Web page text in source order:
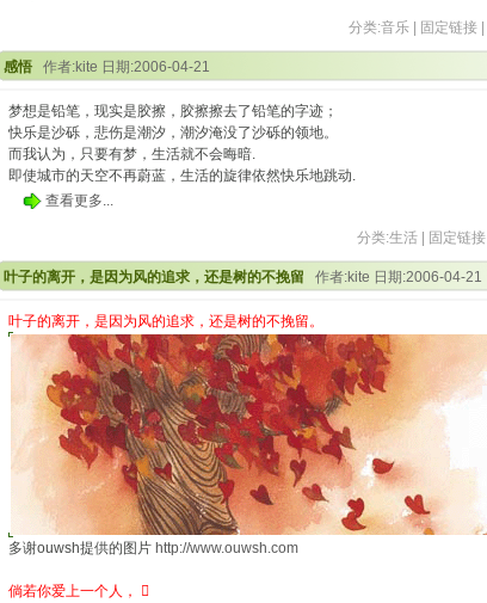
分类:音乐 固定链接
感悟 作者:kite 日期:2006-04-21
梦想是铅笔，现实是胶擦，胶擦擦去了铅笔的字迹；
快乐是沙砾，悲伤是潮汐，潮汐淹没了沙砾的领地。
而我认为，只要有梦，生活就不会晦暗.
即使城市的天空不再蔚蓝，生活的旋律依然快乐地跳动.
查看更多...
分类:生活 固定链接
叶子的离开，是因为风的追求，还是树的不挽留 作者:kite 日期:2006-04-21
叶子的离开，是因为风的追求，还是树的不挽留。
多谢ouwsh提供的图片 http://www.ouwsh.com
倘若你爱上一个人， 